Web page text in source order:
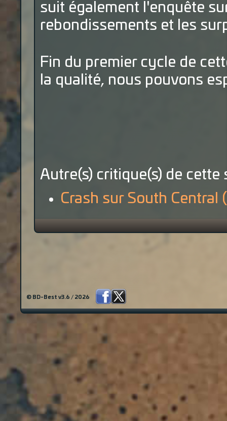
suit également l'enquête
rebondissements et les
Fin du premier cycle de
la qualité, nous pouvons
Autre(s) critique(s) de cette
Crash sur South Central
© BD-Best v3.6 / 2026